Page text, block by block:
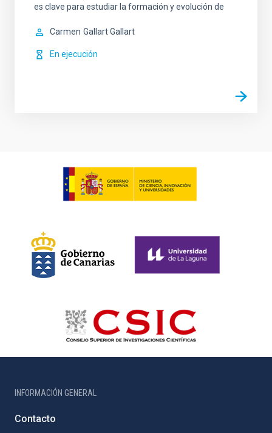
es clave para estudiar la formación y evolución de
Carmen Gallart Gallart
En ejecución
INFORMACIÓN GENERAL
Contacto